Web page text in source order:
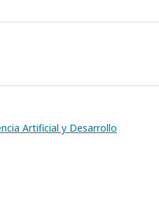
Artificial y Desarrollo